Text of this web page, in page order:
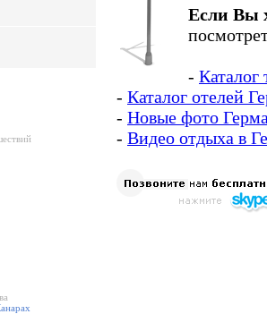
Если Вы
- Каталог
- Каталог отелей
- Новые фото
- Видео отдыха в